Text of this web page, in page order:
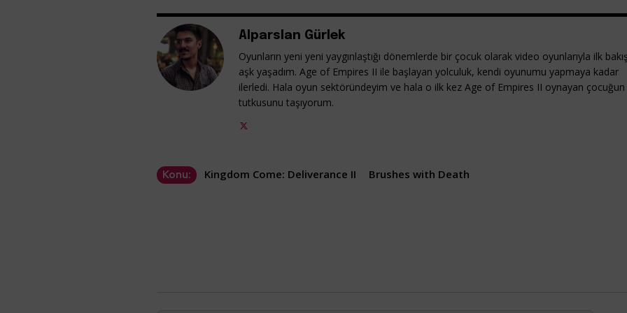
Alparslan Gürlek
Oyunların yeni yeni yaygınlaştığı dönemlerde bir çocuk olarak video oyunlarıyla ilk
aşk yaşadım. Age of Empires II ile başlayan yolculuk, kendi oyunumu yapmaya kadar
ilerledi. Hala oyun sektöründeyim ve hala o ilk kez Age of Empires II oynayan çocuğun
tutkusunu taşıyorum.
Konu: Kingdom Come: Deliverance II Brushes with Death